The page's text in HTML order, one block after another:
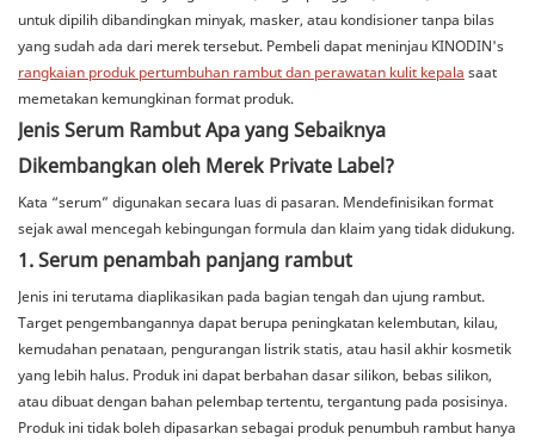
untuk dipilih dibandingkan minyak, masker, atau kondisioner tanpa bilas
yang sudah ada dari merek tersebut. Pembeli dapat meninjau KINODIN's
rangkaian produk pertumbuhan rambut dan perawatan kulit kepala saat
memetakan kemungkinan format produk.
Jenis Serum Rambut Apa yang Sebaiknya
Dikembangkan oleh Merek Private Label?
Kata “serum” digunakan secara luas di pasaran. Mendefinisikan format
sejak awal mencegah kebingungan formula dan klaim yang tidak didukung.
1. Serum penambah panjang rambut
Jenis ini terutama diaplikasikan pada bagian tengah dan ujung rambut.
Target pengembangannya dapat berupa peningkatan kelembutan, kilau,
kemudahan penataan, pengurangan listrik statis, atau hasil akhir kosmetik
yang lebih halus. Produk ini dapat berbahan dasar silikon, bebas silikon,
atau dibuat dengan bahan pelembap tertentu, tergantung pada posisinya.
Produk ini tidak boleh dipasarkan sebagai produk penumbuh rambut hanya